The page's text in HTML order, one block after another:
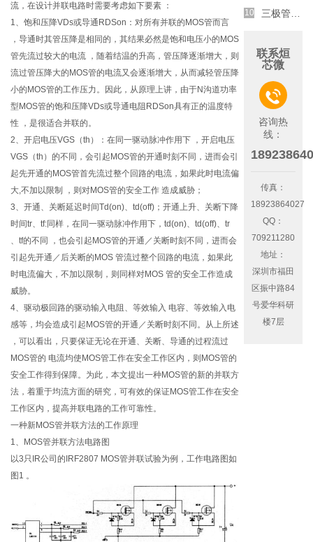
流，在设计并联电路时需要考虑如下要素 ：
1、饱和压降VDs或导通RDSon：对所有并联的MOS管而言
，导通时其管压降是相同的，其结果必然是饱和电压小的MOS
管先流过较大的电流 ，随着结温的升高，管压降逐渐增大，则
流过管压降大的MOS管的电流又会逐渐增大，从而减轻管压降
小的MOS管的工作压力。因此，从原理上讲，由于N沟道功率
型MOS管的饱和压降VDs或导通电阻RDSon具有正的温度特
性 ，是很适合并联的。
2、开启电压VGS（th）：在同一驱动脉冲作用下 ，开启电压
VGS（th）的不同，会引起MOS管的开通时刻不同，进而会引
起先开通的MOS管首先流过整个回路的电流，如果此时电流偏
大,不加以限制 ，则对MOS管的安全工作 造成威胁；
3、开通、关断延迟时间Td(on)、td(off)；开通上升、关断下降
时间tr、tf:同样，在同一驱动脉冲作用下，td(on)、td(off)、tr
、tf的不同 ，也会引起MOS管的开通／关断时刻不同，进而会
引起先开通／后关断的MOS 管流过整个回路的电流，如果此
时电流偏大，不加以限制，则同样对MOS 管的安全工作造成
威胁。
4、驱动极回路的驱动输入电阻、等效输入 电容、等效输入电
感等，均会造成引起MOS管的开通／关断时刻不同。从上所述
，可以看出，只要保证无论在开通、关断、导通的过程流过
MOS管的 电流均使MOS管工作在安全工作区内，则MOS管的
安全工作得到保障。为此，本文提出一种MOS管的新的并联方
法，着重于均流方面的研究，可有效的保证MOS管工作在安全
工作区内，提高并联电路的工作可靠性。
一种新MOS管并联方法的工作原理
1、MOS管并联方法电路图
以3只IR公司的IRF2807 MOS管并联试验为例，工作电路图如
图1 。
三极管和MOS管组合式开关电路分析
联系烜
芯微

咨询热
线：
传真：
18923864027
QQ：
709211280
地址：
深圳市福田
区振中路84
号爱华科研
楼7层